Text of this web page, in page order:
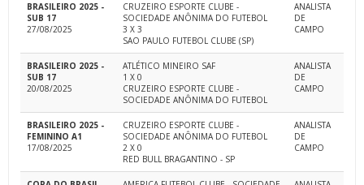
BRASILEIRO 2025 -
SUB 17
27/08/2025
CRUZEIRO ESPORTE CLUBE -
SOCIEDADE ANÔNIMA DO FUTEBOL
3 X 3
SAO PAULO FUTEBOL CLUBE (SP)
ANALISTA
DE
CAMPO
BRASILEIRO 2025 -
SUB 17
20/08/2025
ATLÉTICO MINEIRO SAF
1 X 0
CRUZEIRO ESPORTE CLUBE -
SOCIEDADE ANÔNIMA DO FUTEBOL
ANALISTA
DE
CAMPO
BRASILEIRO 2025 -
FEMININO A1
17/08/2025
CRUZEIRO ESPORTE CLUBE -
SOCIEDADE ANÔNIMA DO FUTEBOL
2 X 0
RED BULL BRAGANTINO - SP
ANALISTA
DE
CAMPO